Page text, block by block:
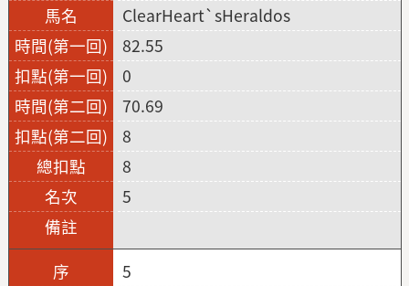
ClearHeart`sHeraldos
82.55
0
70.69
8
8
5
5